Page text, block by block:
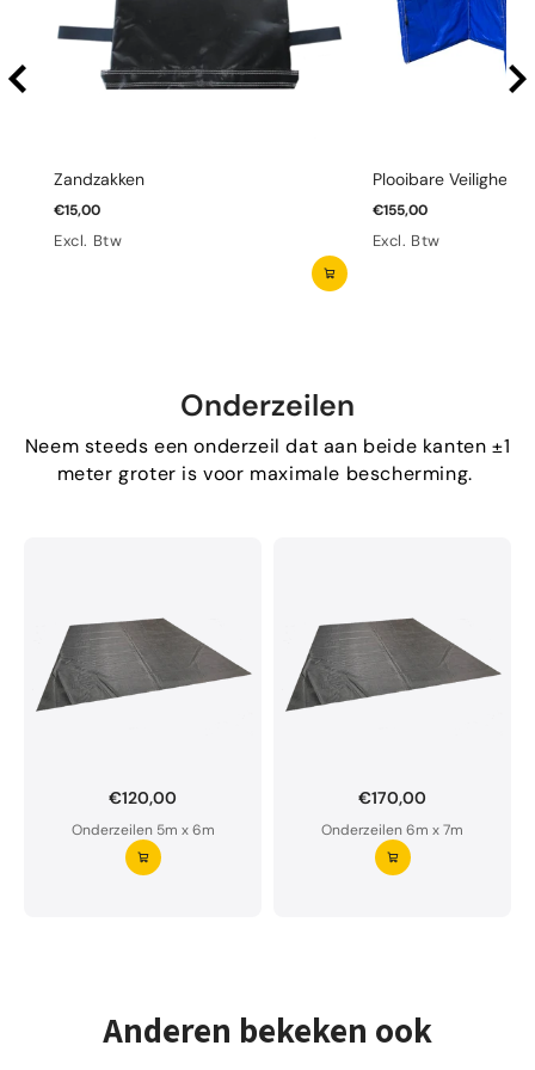
Zandzakken
€15,00
Excl. Btw
Plooibare
€155,00
Excl. Btw
Onderzeilen
Neem steeds een onderzeil dat aan beide kanten ±1
meter groter is voor maximale bescherming.
€120,00
Onderzeilen 5m x 6m
€170,00
Onderzeilen 6m x 7m
Onderzeil op maat bestellen?
Ons onderzeil is waterdoorlatend en van premium
Anderen bekeken ook